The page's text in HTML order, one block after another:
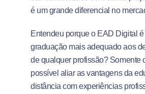
é um grande diferencial no
Entendeu porque o EAD Digital
graduação mais adequado aos
de qualquer profissão? Somente
possível aliar as vantagens da
distância com experiências